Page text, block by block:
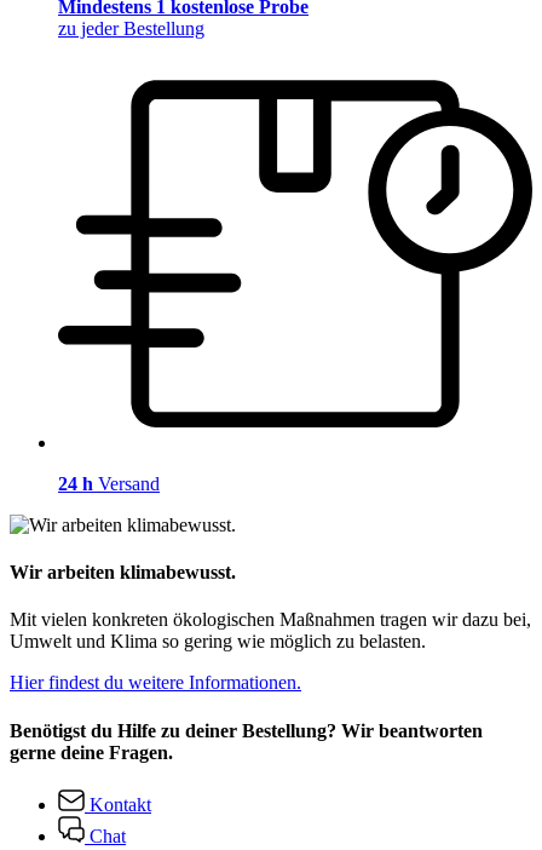
Mindestens 1 kostenlose Probe
zu jeder Bestellung
24 h Versand
Wir arbeiten klimabewusst.
Mit vielen konkreten ökologischen Maßnahmen tragen wir dazu bei,
Umwelt und Klima so gering wie möglich zu belasten.
Hier findest du weitere Informationen.
Benötigst du Hilfe zu deiner Bestellung? Wir beantworten
gerne deine Fragen.
Kontakt
Chat